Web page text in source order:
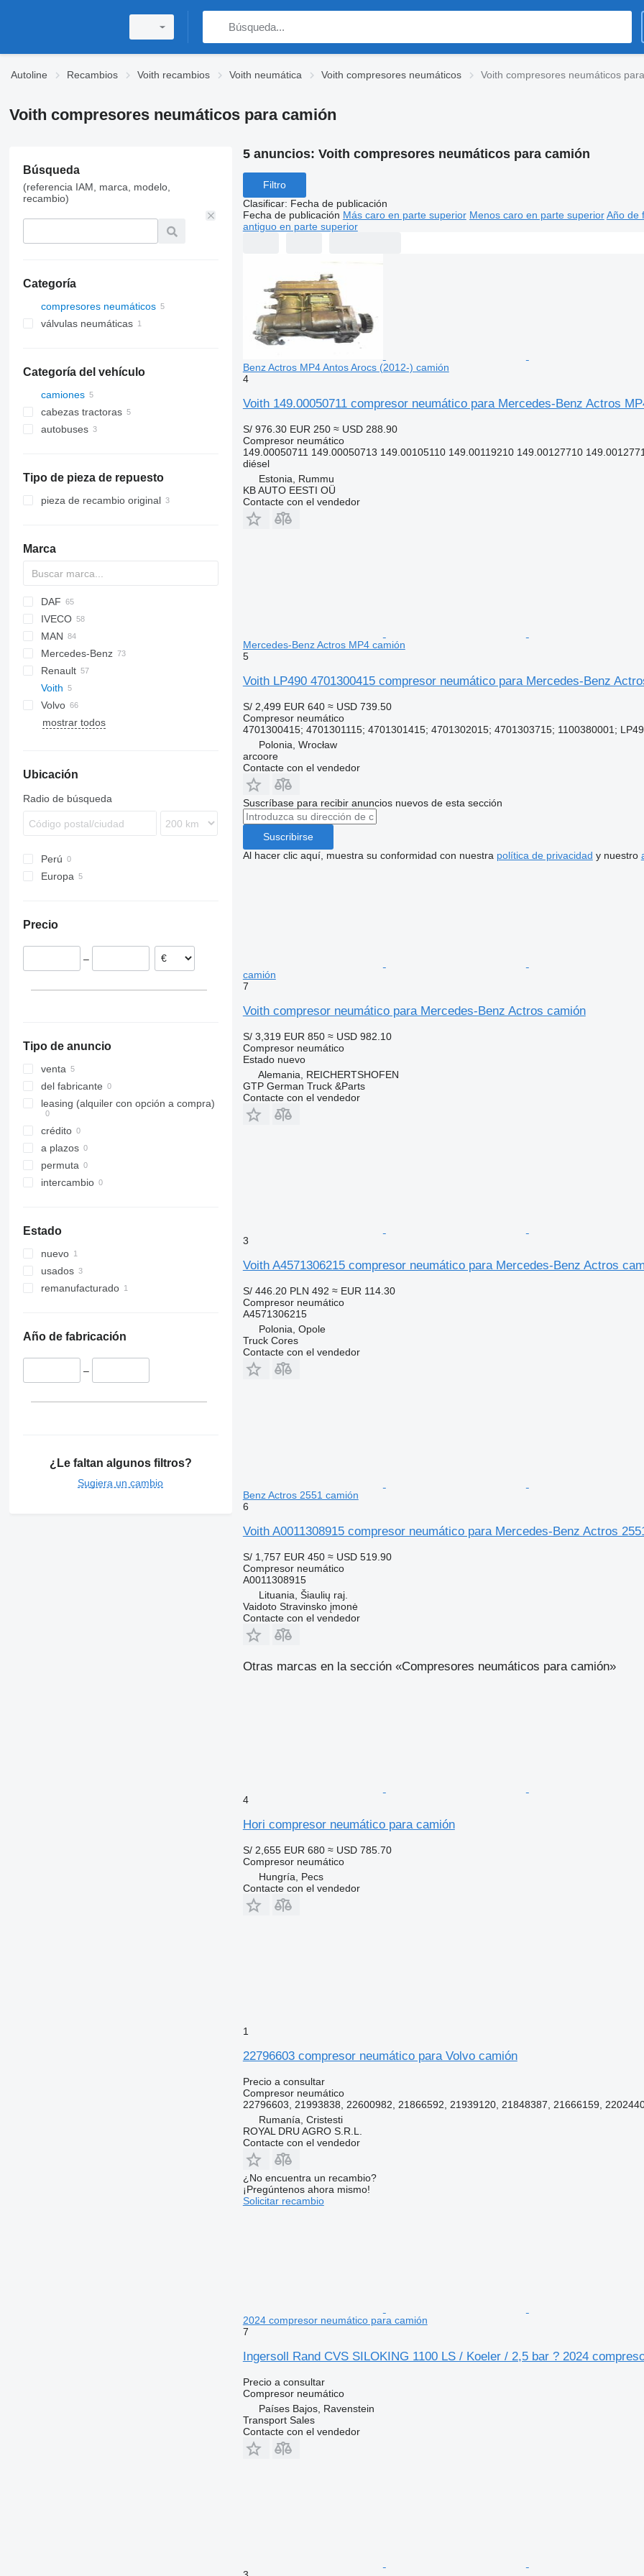
Autoline Recambios Voith recambios Voith neumática Voith compresores neumáticos Voith compresores neumáticos
Voith compresores neumáticos para camión
Búsqueda
(referencia IAM, marca, modelo,
recambio)
Categoría
compresores neumáticos
válvulas neumáticas
Categoría del vehículo
camiones
cabezas tractoras
autobuses
Tipo de pieza de repuesto
pieza de recambio original
Marca
DAF
CF
LF
XF
XG
BF
F-MAX
IVECO
EuroCargo
EuroStar
Eurorider
Eurotech
Eurotrakker
Stralis
LTM
MAN
F90
L2000
TGA
TGL
TGM
Mercedes-Benz
A-Class
Actros
Antos
Arocs
Econic
Atleon
Renault
D-series
Kerax
Magnum
Midlum
R-series
Voith
Volvo
B-series
FM
VNL
mostrar todos
Ubicación
Radio de búsqueda
Perú
Europa
Alemania
Precio
–
Tipo de anuncio
venta
del fabricante
leasing (alquiler con opción a compra)
crédito
a plazos
permuta
intercambio
Estado
nuevo
usados
remanufacturado
Año de fabricación
–
¿Le faltan algunos filtros?
Sugiera un cambio
5 anuncios: Voith compresores neumáticos para camión
Filtro
Clasificar: Fecha de publicación
Fecha de publicación Más caro en parte superior Menos caro en parte superior Año de
antiguo en parte superior
Benz Actros MP4 Antos Arocs (2012-) camión
4
Voith 149.00050711 compresor neumático para Mercedes-Benz Actros
S/ 976.30 EUR 250 ≈ USD 288.90
Compresor neumático
149.00050711 149.00050713 149.00105110 149.00119210 149.00127710
diésel
Estonia, Rummu
KB AUTO EESTI OÜ
Contacte con el vendedor
Mercedes-Benz Actros MP4 camión
5
Voith LP490 4701300415 compresor neumático para Mercedes-Benz
S/ 2,499 EUR 640 ≈ USD 739.50
Compresor neumático
4701300415; 4701301115; 4701301415; 4701302015; 4701303715; 1100380001;
Polonia, Wrocław
arcoore
Contacte con el vendedor
Suscríbase para recibir anuncios nuevos de esta sección
Suscribirse
Al hacer clic aquí, muestra su conformidad con nuestra política de privacidad y nuestro
camión
7
Voith compresor neumático para Mercedes-Benz Actros camión
S/ 3,319 EUR 850 ≈ USD 982.10
Compresor neumático
Estadonuevo
Alemania, REICHERTSHOFEN
GTP German Truck &Parts
Contacte con el vendedor
3
Voith A4571306215 compresor neumático para Mercedes-Benz Actros
S/ 446.20 PLN 492 ≈ EUR 114.30
Compresor neumático
A4571306215
Polonia, Opole
Truck Cores
Contacte con el vendedor
Benz Actros 2551 camión
6
Voith A0011308915 compresor neumático para Mercedes-Benz Actros
S/ 1,757 EUR 450 ≈ USD 519.90
Compresor neumático
A0011308915
Lituania, Šiaulių raj.
Vaidoto Stravinsko įmonė
Contacte con el vendedor
Otras marcas en la sección «Compresores neumáticos para camión»
4
Hori compresor neumático para camión
S/ 2,655 EUR 680 ≈ USD 785.70
Compresor neumático
Hungría, Pecs
Contacte con el vendedor
1
22796603 compresor neumático para Volvo camión
Precio a consultar
Compresor neumático
22796603, 21993838, 22600982, 21866592, 21939120, 21848387, 21666159,
Rumanía, Cristesti
ROYAL DRU AGRO S.R.L.
Contacte con el vendedor
¿No encuentra un recambio?
¡Pregúntenos ahora mismo!
Solicitar recambio
2024 compresor neumático para camión
7
Ingersoll Rand CVS SILOKING 1100 LS / Koeler / 2,5 bar ? 2024
Precio a consultar
Compresor neumático
Países Bajos, Ravenstein
Transport Sales
Contacte con el vendedor